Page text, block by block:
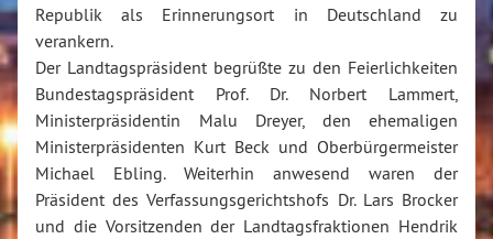
Republik als Erinnerungsort in Deutschland zu
verankern.
Der Landtagspräsident begrüßte zu den Feierlichkeiten
Bundestagspräsident Prof. Dr. Norbert Lammert,
Ministerpräsidentin Malu Dreyer, den ehemaligen
Ministerpräsidenten Kurt Beck und Oberbürgermeister
Michael Ebling. Weiterhin anwesend waren der
Präsident des Verfassungsgerichtshofs Dr. Lars Brocker
und die Vorsitzenden der Landtagsfraktionen Hendrik